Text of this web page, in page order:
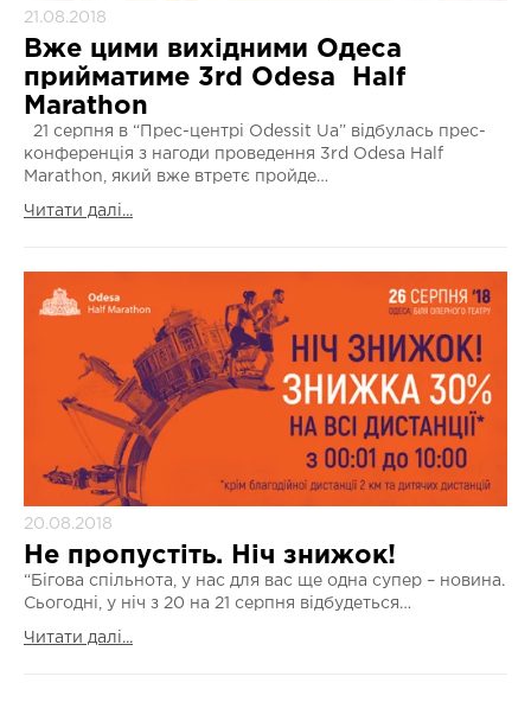
21.08.2018
Вже цими вихідними Одеса
прийматиме 3rd Odesa Half
Marathon
21 серпня в “Прес-центрі Odessit Ua” відбулась прес-
конференція з нагоди проведення 3rd Odesa Half
Marathon, який вже втретє пройде…
Читати далі...
20.08.2018
Не пропустіть. Ніч знижок!
“Бігова спільнота, у нас для вас ще одна супер – новина.
Сьогодні, у ніч з 20 на 21 серпня відбудеться…
Читати далі...